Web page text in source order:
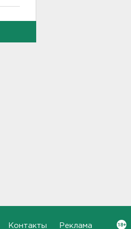
Контакты Реклама